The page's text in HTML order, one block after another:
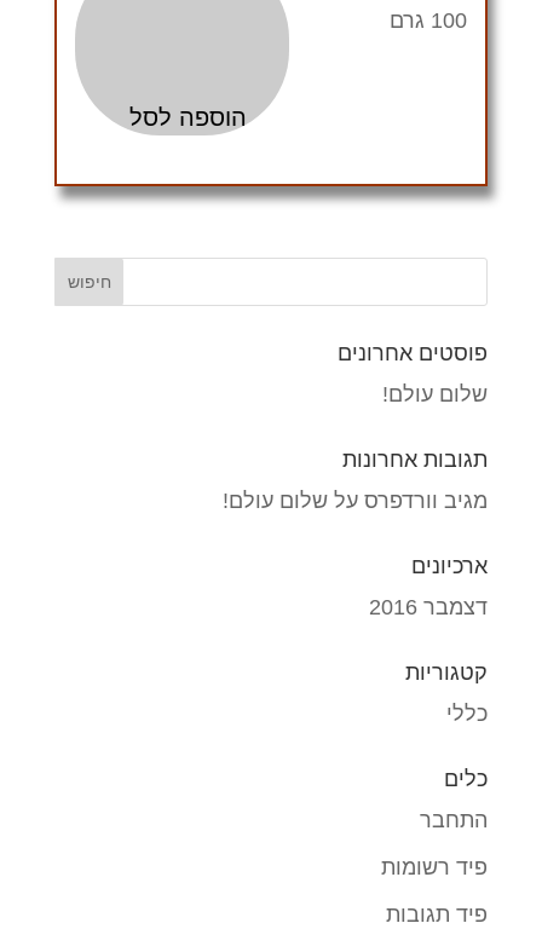
הוספה לסל
100 גרם
פוסטים אחרונים
שלום עולם!
תגובות אחרונות
מגיב וורדפרסעל שלום עולם!
ארכיונים
דצמבר 2016
קטגוריות
כללי
כלים
התחבר
פיד רשומות
פיד תגובות